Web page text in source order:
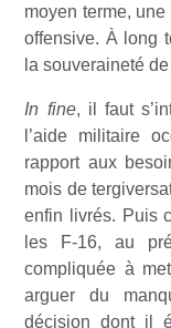
moyen terme,
offensive. À long
la souveraineté
In fine, il faut
l’aide militaire
rapport aux
mois de
enfin livrés. Puis
les F-16, au
compliquée à
arguer du
décision dont il